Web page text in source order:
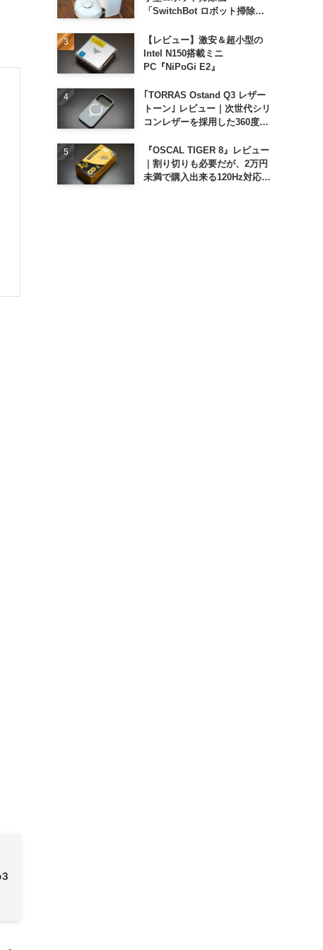
「SwitchBot ロボット掃除機
【レビュー】激安＆超小型の
Intel N150搭載ミニ
PC『NiPoGi E2』
｢TORRAS Ostand Q3 レザー
トーン｣ レビュー｜次世代シリ
コンレザーを採用した360度回
『OSCAL TIGER 8』レビュー
｜割り切りも必要だが、2万円
未満で購入出来る120Hz対応大